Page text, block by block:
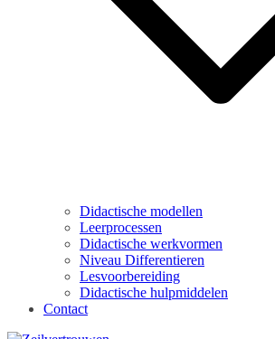
Didactische modellen
Leerprocessen
Didactische werkvormen
Niveau Differentieren
Lesvoorbereiding
Didactische hulpmiddelen
Contact